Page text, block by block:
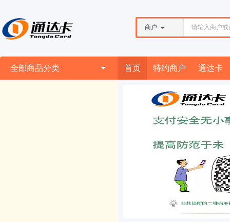
商户
全部商品分类 首页 特约商户 通达卡